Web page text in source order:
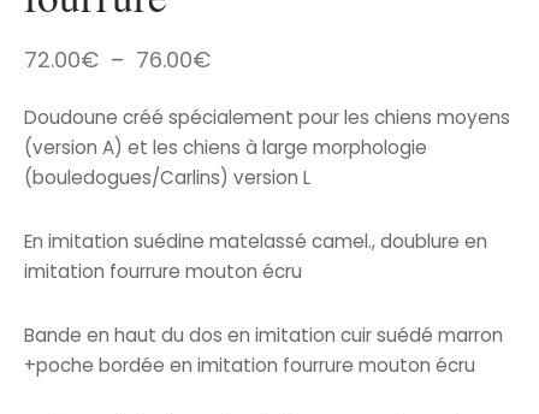
72.00€ – 76.00€Plage
prix :
72.00€
76.00€
Doudoune créé spécialement pour les chiens moyens
(version A) et les chiens à large morphologie
(bouledogues/Carlins) version L
En imitation suédine matelassé camel., doublure en
imitation fourrure mouton écru
Bande en haut du dos en imitation cuir suédé marron
+poche bordée en imitation fourrure mouton écru